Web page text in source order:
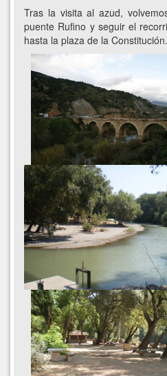
Tras la visita al azud,
puente Rufino y seguir el
hasta la plaza de la Constitución.